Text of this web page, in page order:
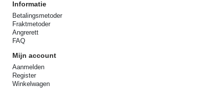
Informatie
Betalingsmetoder
Fraktmetoder
Angrerett
FAQ
Mijn account
Aanmelden
Register
Winkelwagen